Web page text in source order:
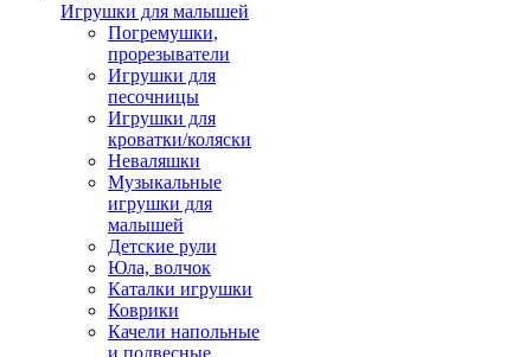
Игрушки для малышей
Погремушки,
прорезыватели
Игрушки для
песочницы
Игрушки для
кроватки/коляски
Неваляшки
Музыкальные
игрушки для
малышей
Детские рули
Юла, волчок
Каталки игрушки
Коврики
Качели напольные
и подвесные